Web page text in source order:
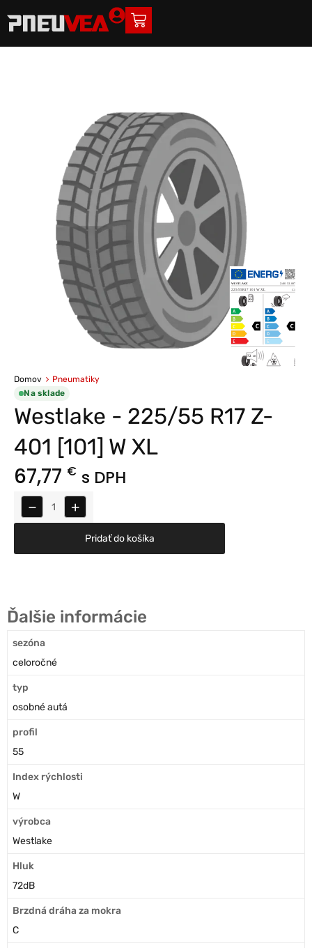
Domov
Pneumatiky
Na sklade
Westlake - 225/55 R17 Z-
401 [101] W XL
67,77 € s DPH
− +
Pridať do košíka
Ďalšie informácie
sezóna
celoročné
typ
osobné autá
profil
55
Index rýchlosti
W
výrobca
Westlake
Hluk
72dB
Brzdná dráha za mokra
C